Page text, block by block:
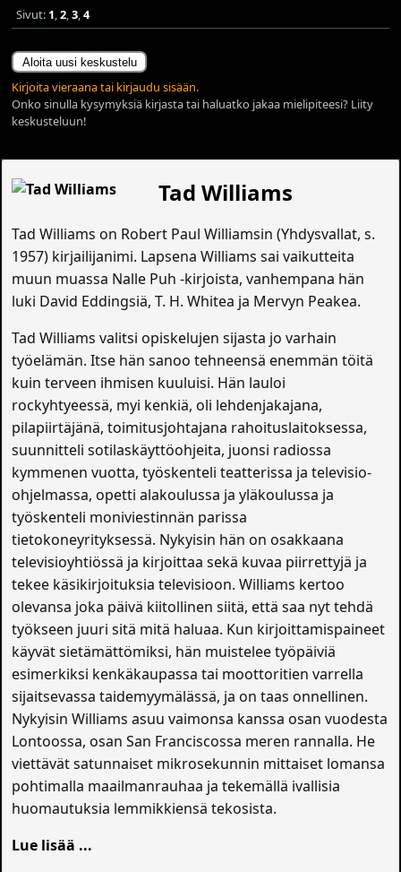
Sivut: 1,2,3,4
Aloita uusi keskustelu
Kirjoita vieraana tai kirjaudu sisään.
Onko sinulla kysymyksiä kirjasta tai haluatko jakaa mielipiteesi? Liity
keskusteluun!
Tad Williams
Tad Williams on Robert Paul Williamsin (Yhdysvallat, s.
1957) kirjailijanimi. Lapsena Williams sai vaikutteita
muun muassa Nalle Puh -kirjoista, vanhempana hän
luki David Eddingsiä, T. H. Whitea ja Mervyn Peakea.
Tad Williams valitsi opiskelujen sijasta jo varhain
työelämän. Itse hän sanoo tehneensä enemmän töitä
kuin terveen ihmisen kuuluisi. Hän lauloi
rockyhtyeessä, myi kenkiä, oli lehdenjakajana,
pilapiirtäjänä, toimitusjohtajana rahoituslaitoksessa,
suunnitteli sotilaskäyttöohjeita, juonsi radiossa
kymmenen vuotta, työskenteli teatterissa ja televisio-
ohjelmassa, opetti alakoulussa ja yläkoulussa ja
työskenteli moniviestinnän parissa
tietokoneyrityksessä. Nykyisin hän on osakkaana
televisioyhtiössä ja kirjoittaa sekä kuvaa piirrettyjä ja
tekee käsikirjoituksia televisioon. Williams kertoo
olevansa joka päivä kiitollinen siitä, että saa nyt tehdä
työkseen juuri sitä mitä haluaa. Kun kirjoittamispaineet
käyvät sietämättömiksi, hän muistelee työpäiviä
esimerkiksi kenkäkaupassa tai moottoritien varrella
sijaitsevassa taidemyymälässä, ja on taas onnellinen.
Nykyisin Williams asuu vaimonsa kanssa osan vuodesta
Lontoossa, osan San Franciscossa meren rannalla. He
viettävät satunnaiset mikrosekunnin mittaiset lomansa
pohtimalla maailmanrauhaa ja tekemällä ivallisia
huomautuksia lemmikkiensä tekosista.
Lue lisää ...